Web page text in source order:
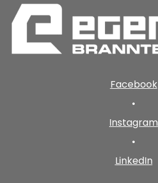
Facebook
•
Instagram
•
LinkedIn